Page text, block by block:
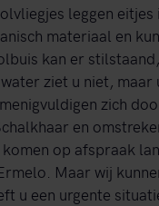
leggen
materiaal en
kan er
ziet u niet,
zich
en
op afspraak
Maar wij
u een urgente